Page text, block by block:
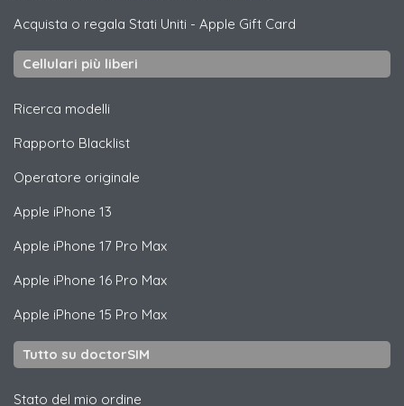
Acquista o regala Stati Uniti - Apple Gift Card
Cellulari più liberi
Ricerca modelli
Rapporto Blacklist
Operatore originale
Apple iPhone 13
Apple iPhone 17 Pro Max
Apple iPhone 16 Pro Max
Apple iPhone 15 Pro Max
Tutto su doctorSIM
Stato del mio ordine